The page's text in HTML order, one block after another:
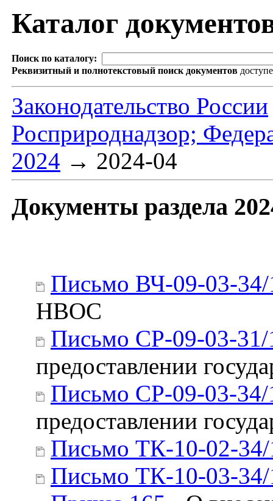
Каталог
Поиск по каталогу:
Реквизитный и полнотекстовый поиск документов
Законодательство России
Росприроднадзор;
2024 → 2024-04
Документы раздела
Письмо ВЧ-09-03-34/
НВОС
Письмо СР-09-03-31/
предоставлении
Письмо СР-09-03-34/
предоставлении
Письмо ТК-10-02-34/
Письмо ТК-10-03-34/